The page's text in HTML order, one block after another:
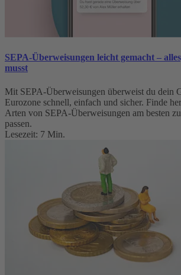
SEPA-Überweisungen leicht gemacht –
musst
Mit SEPA-Überweisungen überweist du dein
Eurozone schnell, einfach und sicher. Finde
Arten von SEPA-Überweisungen am besten
passen.
Lesezeit: 7 Min.